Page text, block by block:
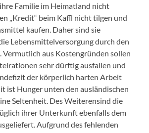
Familie im Heimatland nicht
„Kredit“ beim Kafīl nicht tilgen und
kaufen. Daher sind sie
Lebensmittelversorgung durch den
Vermutlich aus Kostengründen sollen
sehr dürftig ausfallen und
der körperlich harten Arbeit
ist Hunger unten den ausländischen
Seltenheit. DesWeiterensind die
ihrer Unterkunft ebenfalls dem
Aufgrund des fehlenden